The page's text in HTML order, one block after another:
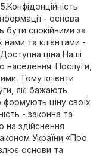
- основа
бути спокійними за
нами та клієнтами -
ціна Наші
населення. Послуги,
Тому клієнти
які бажають
ціну своїх
- законна та
на здійснення
України «Про
основи та